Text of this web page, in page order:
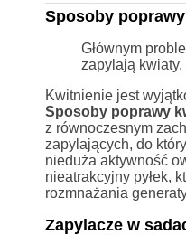
Sposoby
Głównym
zapylają kwiaty.
Kwitnienie jest
Sposoby poprawy
z równoczesnym
zapylających, do
nieduża aktywność
nieatrakcyjny pyłek,
rozmnażania
Zapylacze w